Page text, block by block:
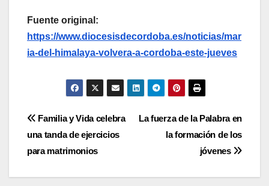
Fuente original:
https://www.diocesisdecordoba.es/noticias/mar
ia-del-himalaya-volvera-a-cordoba-este-jueves
Navegación
de
entradas
La fuerza de la Palabra en
la formación de los
jóvenes
Familia y Vida celebra
una tanda de ejercicios
para matrimonios